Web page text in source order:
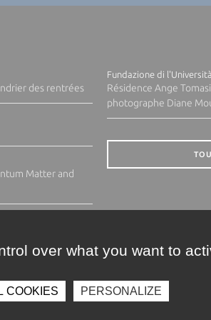
des rentrées
Matter and
Fundazione di l'Università
Résidence Ange
photographe Diane
over what you want to
COOKIES PERSONALIZE